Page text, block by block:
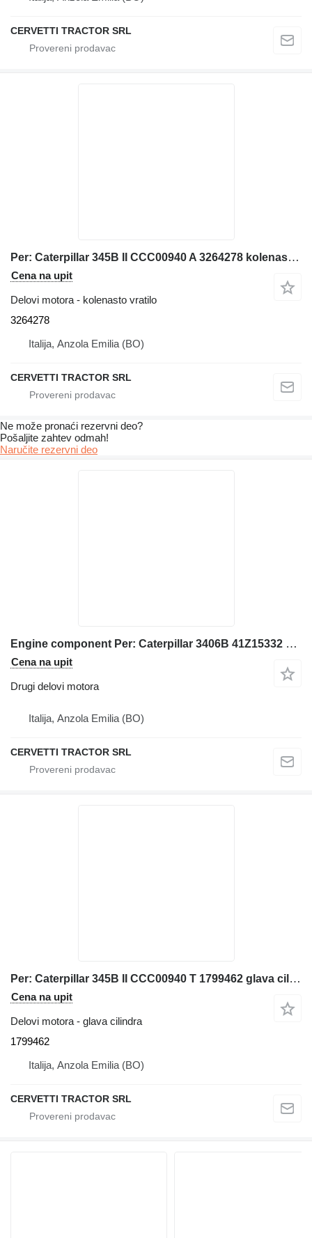
CERVETTI TRACTOR SRL
Per: Caterpillar 345B II CCC00940 A 3264278 kolenasto vratilo za Caterpillar 345B II CCC00940 bagera
Cena na upit
Delovi motora - kolenasto vratilo
3264278
Italija, Anzola Emilia (BO)
CERVETTI TRACTOR SRL
Ne može pronaći rezervni dеo?
Pošaljite zahtev odmah!
Naručite rezervni dеo
Engine component Per: Caterpillar 3406B 41Z15332 Misc za Caterpillar 3406B bagera
Cena na upit
Drugi delovi motora
Italija, Anzola Emilia (BO)
CERVETTI TRACTOR SRL
Per: Caterpillar 345B II CCC00940 T 1799462 glava cilindra za Caterpillar 345B II bagera
Cena na upit
Delovi motora - glava cilindra
1799462
Italija, Anzola Emilia (BO)
CERVETTI TRACTOR SRL